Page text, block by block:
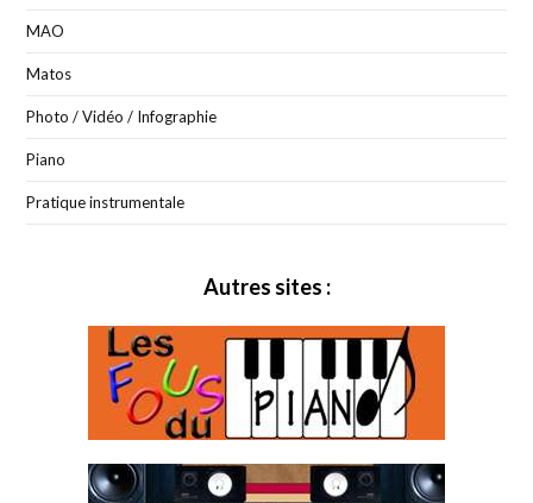
MAO
Matos
Photo / Vidéo / Infographie
Piano
Pratique instrumentale
Autres sites :